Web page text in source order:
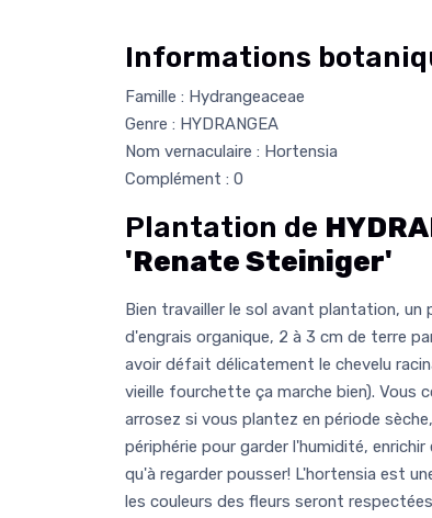
Informations
Famille : Hydrangeaceae
Genre : HYDRANGEA
Nom vernaculaire : Hortensia
Complément : 0
Plantation de
'Renate Steiniger'
Bien travailler le sol avant plantation,
d'engrais organique, 2 à 3 cm de terre
avoir défait délicatement le chevelu
vieille fourchette ça marche bien). Vous
arrosez si vous plantez en période
périphérie pour garder l'humidité,
qu'à regarder pousser! L'hortensia est
les couleurs des fleurs seront